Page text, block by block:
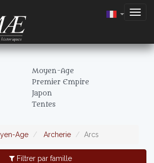
Moyen-Age
Premier Empire
Japon
Tentes
Age Archerie Arcs
Filtrer par famille